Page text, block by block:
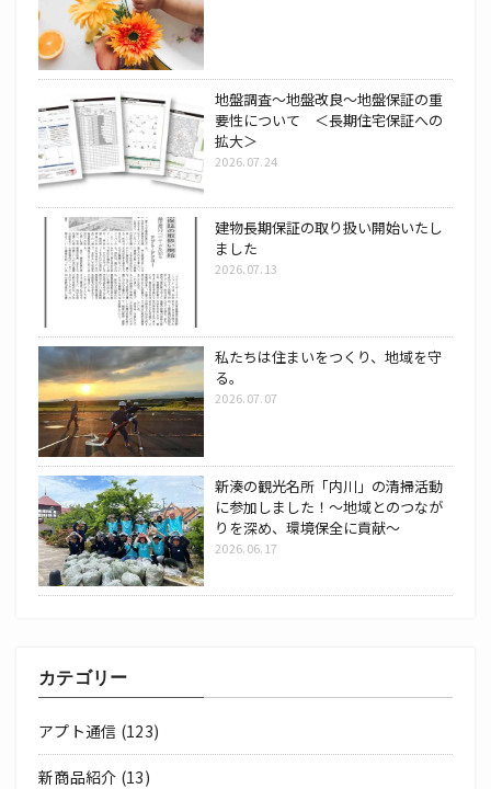
地盤調査～地盤改良～地盤保証の重
要性について ＜長期住宅保証への
拡大＞
2026.07.24
建物長期保証の取り扱い開始いたし
ました
2026.07.13
私たちは住まいをつくり、地域を守
る。
2026.07.07
新湊の観光名所「内川」の清掃活動
に参加しました！～地域とのつなが
りを深め、環境保全に貢献～
2026.06.17
カテゴリー
アプト通信 (123)
新商品紹介 (13)